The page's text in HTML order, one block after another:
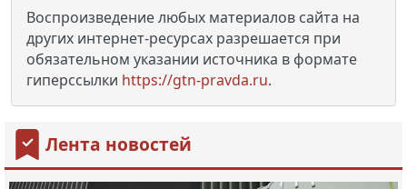
Воспроизведение любых материалов сайта на
других интернет-ресурсах разрешается при
обязательном указании источника в формате
гиперссылки https://gtn-pravda.ru.
Лента новостей